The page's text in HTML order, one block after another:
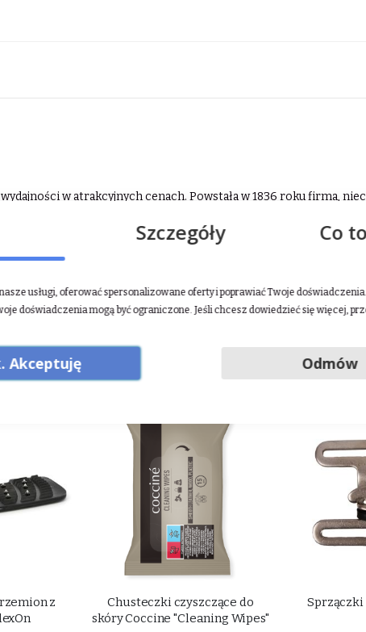
w atrakcyjnych cenach. Powstała w 1836 roku firma,
rymarskim w Niemczech. Wysoka klasa skórzanych akcesoriów
Rozszerzenie asortymentu jeździeckiego o wszechstronne
konnej sprawia, że Waldhausen jest wciąż bardzo lubianą i
tutaj
z
Chusteczki czyszczące do
skóry Coccine "Cleaning Wipes"
Sprzączki
Szczegóły Co
usługi, oferować spersonalizowane oferty i poprawiać Twoje
doświadczenia mogą być ograniczone. Jeśli chcesz dowiedzieć się więcej,
Akceptuję Odmów